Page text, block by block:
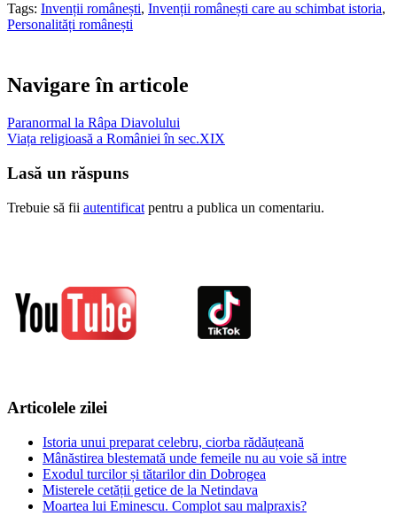
Tags: Invenții românești, Invenții românești care au schimbat istoria,
Personalități românești
Navigare în articole
Paranormal la Râpa Diavolului
Viața religioasă a României în sec.XIX
Lasă un răspuns
Trebuie să fii autentificat pentru a publica un comentariu.
Articolele zilei
Istoria unui preparat celebru, ciorba rădăuțeană
Mânăstirea blestemată unde femeile nu au voie să intre
Exodul turcilor și tătarilor din Dobrogea
Misterele cetății getice de la Netindava
Moartea lui Eminescu. Complot sau malpraxis?